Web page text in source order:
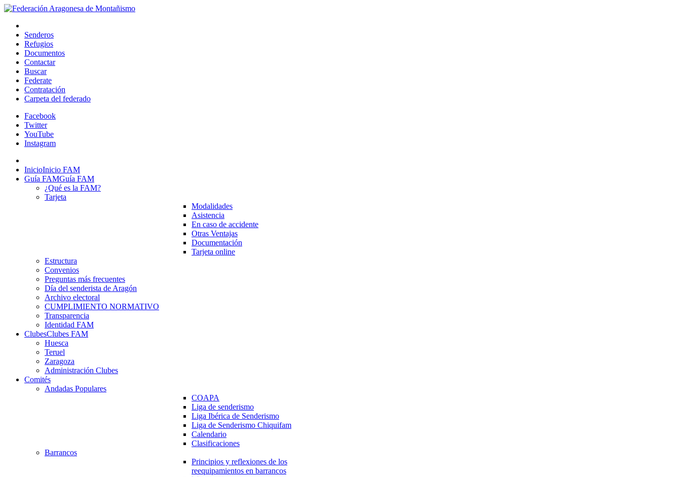
Senderos
Refugios
Documentos
Contactar
Buscar
Federate
Contratación
Carpeta del federado
Facebook
Twitter
YouTube
Instagram
InicioInicio FAM
Guía FAMGuía FAM
¿Qué es la FAM?
Tarjeta
Modalidades
Asistencia
En caso de accidente
Otras Ventajas
Documentación
Tarjeta online
Estructura
Convenios
Preguntas más frecuentes
Día del senderista de Aragón
Archivo electoral
CUMPLIMIENTO NORMATIVO
Transparencia
Identidad FAM
ClubesClubes FAM
Huesca
Teruel
Zaragoza
Administración Clubes
Comités
Andadas Populares
COAPA
Liga de senderismo
Liga Ibérica de Senderismo
Liga de Senderismo Chiquifam
Calendario
Clasificaciones
Barrancos
Principios y reflexiones de los
reequipamientos en barrancos